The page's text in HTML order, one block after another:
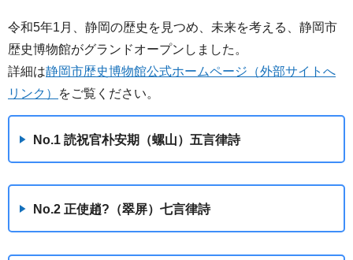
令和5年1月、静岡の歴史を見つめ、未来を考える、静岡市
歴史博物館がグランドオープンしました。
詳細は静岡市歴史博物館公式ホームページ（外部サイトへ
リンク）
をご覧ください。
No.1 読祝官朴安期（螺山）五言律詩
No.2 正使趙?（翠屏）七言律詩